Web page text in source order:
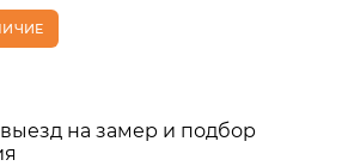
на замер и подбор